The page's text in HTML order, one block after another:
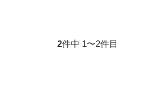
2件中 1〜2件目